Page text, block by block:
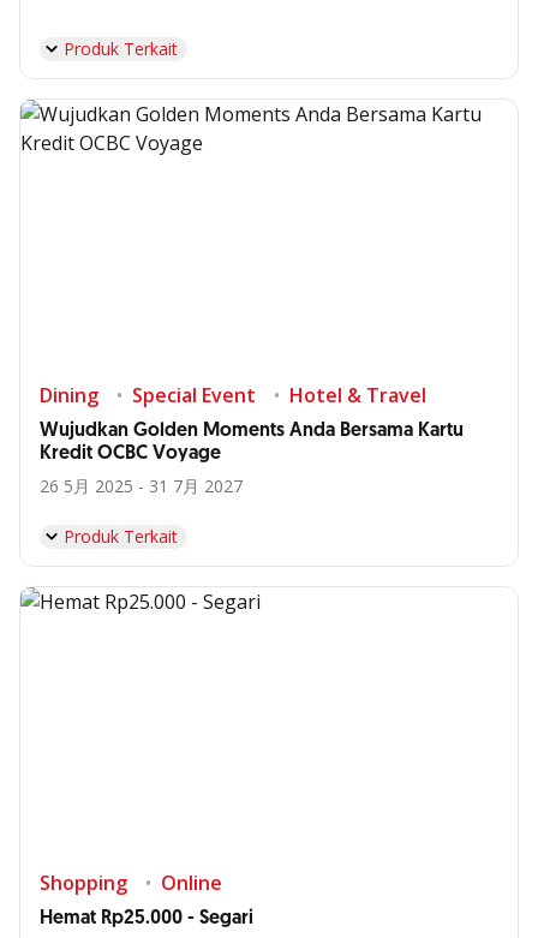
Produk Terkait
Dining Special Event Hotel & Travel
Wujudkan Golden Moments Anda Bersama Kartu
Kredit OCBC Voyage
26 5月 2025 - 31 7月 2027
Produk Terkait
Shopping Online
Hemat Rp25.000 - Segari